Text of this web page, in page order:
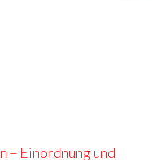
– Einordnung und